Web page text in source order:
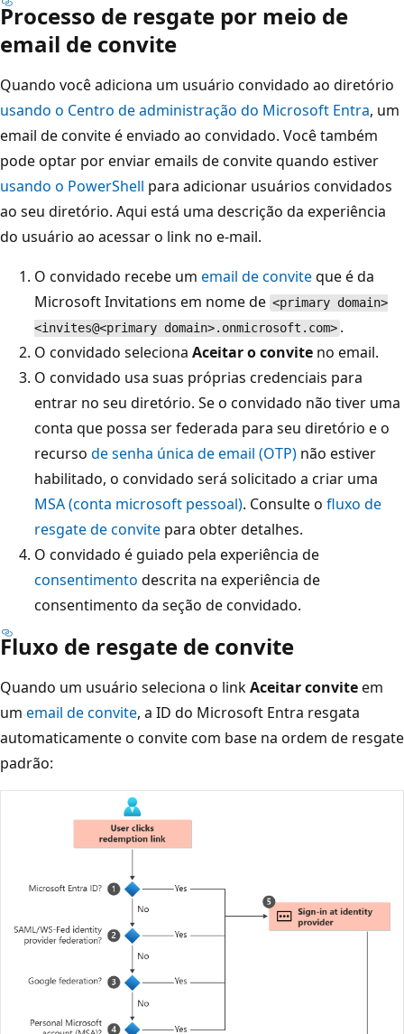
Processo de resgate por meio de
email de convite
Quando você adiciona um usuário convidado ao diretório
usando o Centro de administração do Microsoft Entra, um
email de convite é enviado ao convidado. Você também
pode optar por enviar emails de convite quando estiver
usando o PowerShell para adicionar usuários convidados
ao seu diretório. Aqui está uma descrição da experiência
do usuário ao acessar o link no e-mail.
O convidado recebe um email de conviteque é da
Microsoft Invitations em nome de <primary domain>
<invites@<primary domain>.onmicrosoft.com> .
O convidado seleciona Aceitar o convite no email.
O convidado usa suas próprias credenciais para
entrar no seu diretório. Se o convidado não tiver uma
conta que possa ser federada para seu diretório e o
recurso de senha única de email (OTP) não estiver
habilitado, o convidado será solicitado a criar uma
MSA (conta microsoft pessoal). Consulte o fluxo de
resgate de convite para obter detalhes.
O convidado é guiado pela experiência de
consentimento descrita na experiência de
consentimento da seção de convidado.
Fluxo de resgate de convite
Quando um usuário seleciona o linkAceitar conviteem
um email de convite, a ID do Microsoft Entra resgata
automaticamente o convite com base na ordem de resgate
padrão: